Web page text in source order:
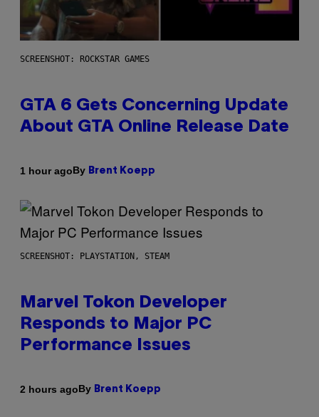
SCREENSHOT: ROCKSTAR GAMES
GTA 6 Gets Concerning Update
About GTA Online Release Date
1 hour agoBy Brent Koepp
SCREENSHOT: PLAYSTATION, STEAM
Marvel Tokon Developer
Responds to Major PC
Performance Issues
2 hours agoBy Brent Koepp